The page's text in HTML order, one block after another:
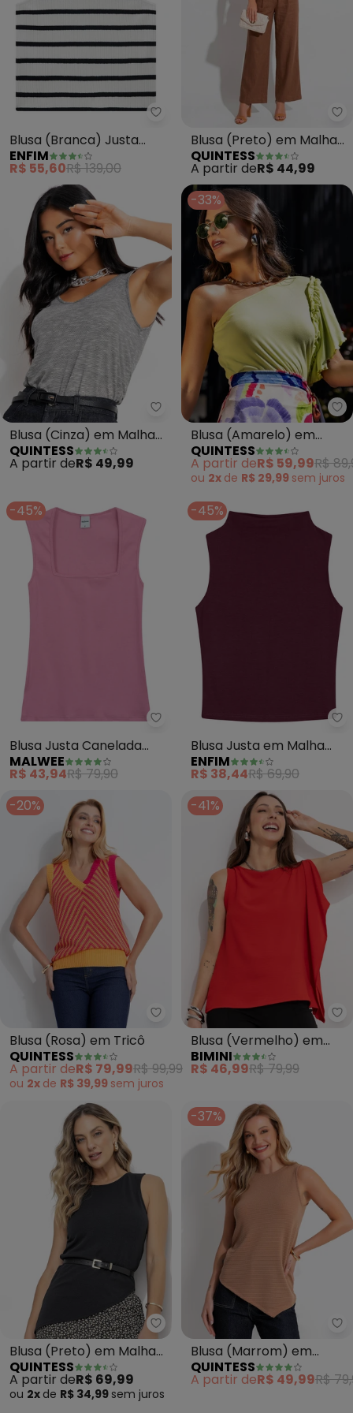
Enfim - Blusa (Branca) Justa
Blusa (Branca) Justa
Listrada em Tricot
ENFIM
R$ 55,60R$ 139,00
Blusa (Preto) em Malha
Flamê
QUINTESS
A partir deR$ 44,99
Quintess - Blusa (Cinza) em
Blusa (Cinza) em Malha
Flamê
QUINTESS
A partir deR$ 49,99
-33%
Blusa (Amarelo) em
Canelado de Viscose
QUINTESS
A partir deR$ 59,99R$
ou 2x de R$ 29,99 sem juros
-45%
Malwee - Blusa Justa Canelada
Blusa Justa Canelada
(Rosa)
MALWEE
R$ 43,94R$ 79,90
-45%
Blusa Justa em Malha
Viscose (Bordô)
ENFIM
R$ 38,44R$ 69,90
-20%
Quintess - Blusa (Rosa) em
Blusa (Rosa) em Tricô
QUINTESS
A partir deR$ 79,99R$ 99,99
ou 2x de R$ 39,99 sem juros
-41%
Blusa (Vermelho) em
Crepe Plano
BIMINI
R$ 46,99R$ 79,99
Quintess - Blusa (Preto) em
Blusa (Preto) em Malha
Crepe
QUINTESS
A partir deR$ 69,99
ou 2x de R$ 34,99 sem juros
-37%
Blusa (Marrom) em
Malha Texturizada
QUINTESS
A partir deR$ 49,99R$